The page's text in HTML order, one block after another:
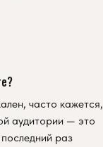
часто кажется,
аудитории — это
раз